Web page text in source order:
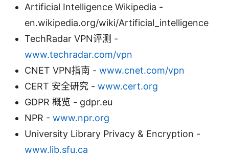
Artificial Intelligence Wikipedia -
en.wikipedia.org/wiki/Artificial_intelligence
TechRadar VPN评测 -
www.techradar.com/vpn
CNET VPN指南 - www.cnet.com/vpn
CERT 安全研究 - www.cert.org
GDPR 概览 - gdpr.eu
NPR - www.npr.org
University Library Privacy & Encryption -
www.lib.sfu.ca